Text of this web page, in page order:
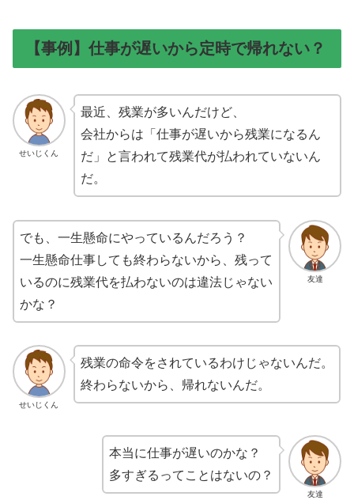
【事例】仕事が遅いから定時で帰れない？
せいじくん
最近、残業が多いんだけど、
会社からは「仕事が遅いから残業になるん
だ」と言われて残業代が払われていないん
だ。
友達
でも、一生懸命にやっているんだろう？
一生懸命仕事しても終わらないから、残って
いるのに残業代を払わないのは違法じゃない
かな？
せいじくん
残業の命令をされているわけじゃないんだ。
終わらないから、帰れないんだ。
友達
本当に仕事が遅いのかな？
多すぎるってことはないの？